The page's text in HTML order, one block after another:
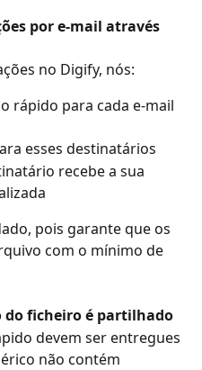
por e-mail através
no Digify, nós:
rápido para cada e-mail
esses destinatários
recebe a sua
pois garante que os
com o mínimo de
do ficheiro é partilhado
devem ser entregues
não contém